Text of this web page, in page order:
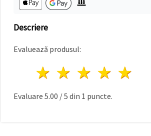
Descriere
Evaluează produsul:
4 stele
3 stele
2 stele
1 stea
Evaluare 5.00 /5 din 1 puncte.